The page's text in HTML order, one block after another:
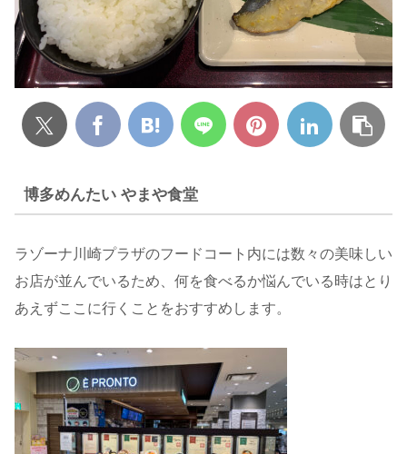
博多めんたい やまや食堂
ラゾーナ川崎プラザのフードコート内には数々の美味しい
お店が並んでいるため、何を食べるか悩んでいる時はとり
あえずここに行くことをおすすめします。